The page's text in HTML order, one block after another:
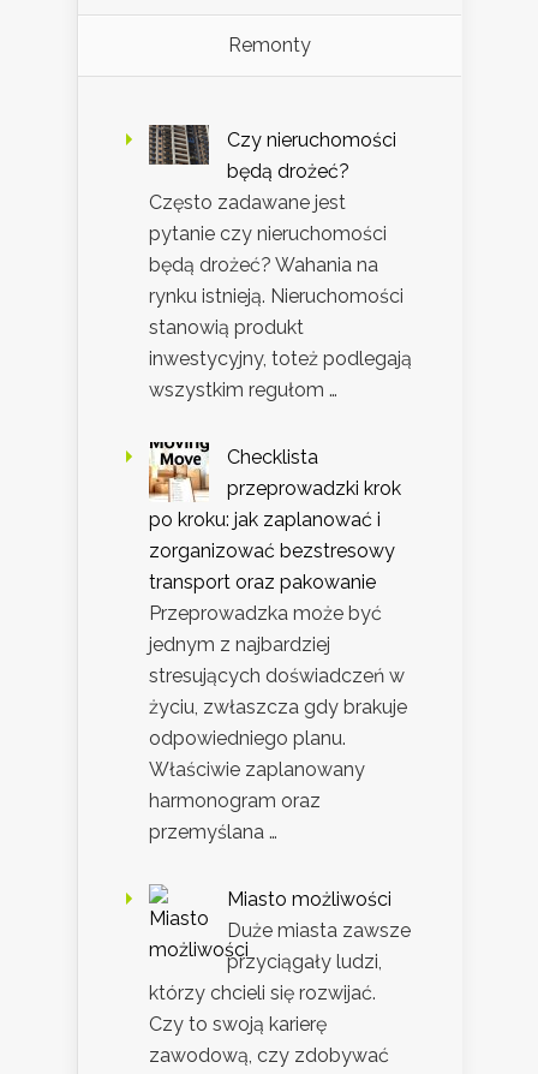
Remonty
Czy nieruchomości
będą drożeć?
Często zadawane jest
pytanie czy nieruchomości
będą drożeć? Wahania na
rynku istnieją. Nieruchomości
stanowią produkt
inwestycyjny, toteż podlegają
wszystkim regułom …
Checklista
przeprowadzki krok
po kroku: jak zaplanować i
zorganizować bezstresowy
transport oraz pakowanie
Przeprowadzka może być
jednym z najbardziej
stresujących doświadczeń w
życiu, zwłaszcza gdy brakuje
odpowiedniego planu.
Właściwie zaplanowany
harmonogram oraz
przemyślana …
Miasto możliwości
Duże miasta zawsze
przyciągały ludzi,
którzy chcieli się rozwijać.
Czy to swoją karierę
zawodową, czy zdobywać